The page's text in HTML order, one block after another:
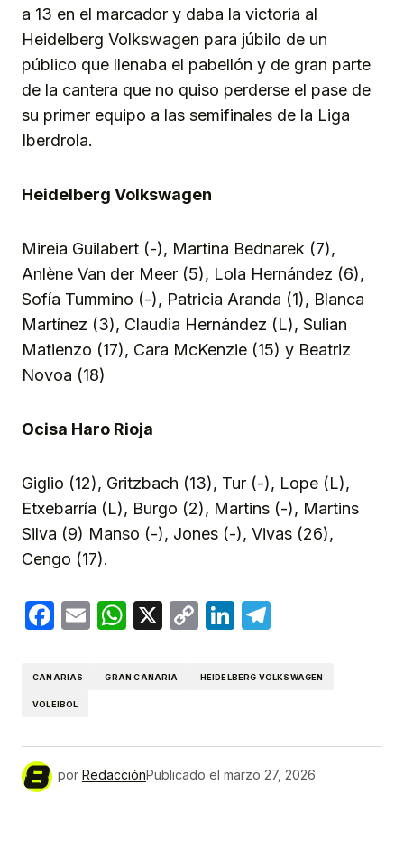
a 13 en el marcador y daba la victoria al
Heidelberg Volkswagen para júbilo de un
público que llenaba el pabellón y de gran parte
de la cantera que no quiso perderse el pase de
su primer equipo a las semifinales de la Liga
Iberdrola.
Heidelberg Volkswagen
Mireia Guilabert (-), Martina Bednarek (7),
Anlène Van der Meer (5), Lola Hernández (6),
Sofía Tummino (-), Patricia Aranda (1), Blanca
Martínez (3), Claudia Hernández (L), Sulian
Matienzo (17), Cara McKenzie (15) y Beatriz
Novoa (18)
Ocisa Haro Rioja
Giglio (12), Gritzbach (13), Tur (-), Lope (L),
Etxebarría (L), Burgo (2), Martins (-), Martins
Silva (9) Manso (-), Jones (-), Vivas (26),
Cengo (17).
Facebook
EmailWhatsApp
X
CopyLinkedIn
CANARIAS GRAN CANARIA HEIDELBERG VOLKSWAGEN
VOLEIBOL
por RedacciónPublicado el marzo 27, 2026